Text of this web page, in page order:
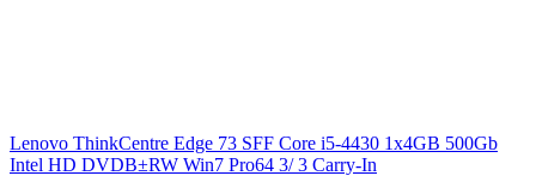
Lenovo ThinkCentre Edge 73 SFF Core i5-4430 1x4GB 500Gb
Intel HD DVDВ±RW Win7 Pro64 3/ 3 Carry-In